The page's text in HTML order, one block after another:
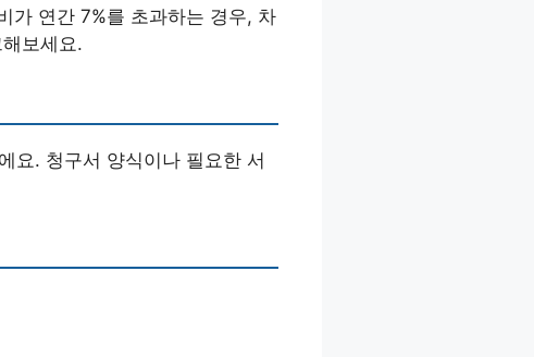
가 연간 7%를 초과하는 경우, 차
보세요.
요. 청구서 양식이나 필요한 서